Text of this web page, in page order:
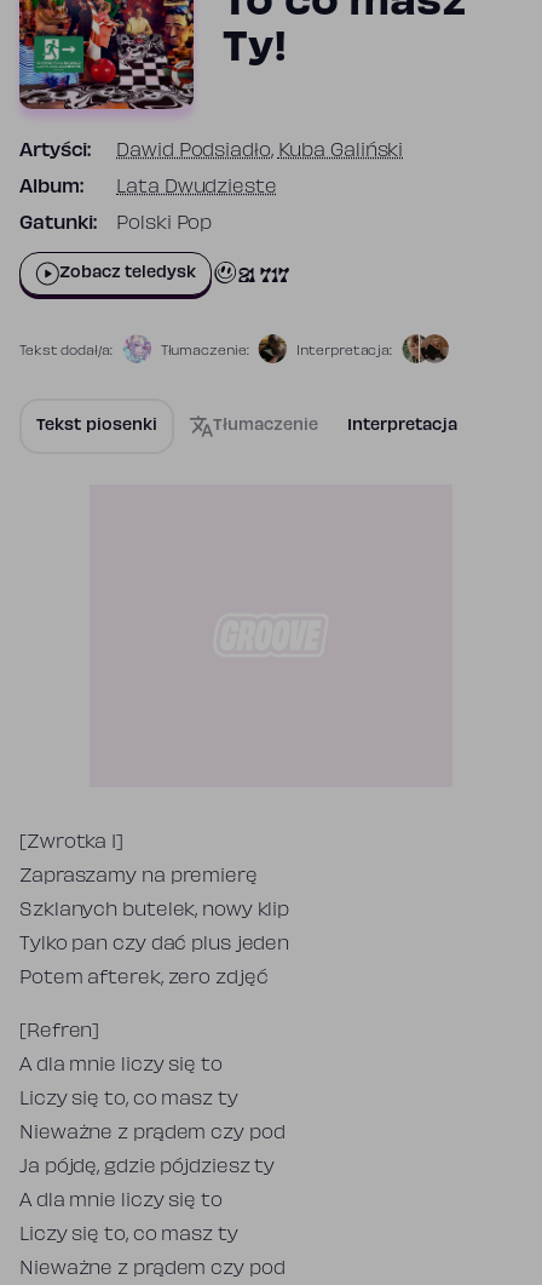
Ty!
Artyści: Dawid Podsiadło, Kuba Galiński
Album: Lata Dwudzieste
Gatunki: Polski Pop
Zobacz teledysk 21 717
Tekst dodał/a: Tłumaczenie: Interpretacja:
Tekst piosenki Tłumaczenie Interpretacja
Tekst piosenki
[Zwrotka 1]
Zapraszamy na premierę
Szklanych butelek, nowy klip
Tylko pan czy dać plus jeden
Potem afterek, zero zdjęć
[Refren]
A dla mnie liczy się to
Liczy się to, co masz ty
Nieważne z prądem czy pod
Ja pójdę, gdzie pójdziesz ty
A dla mnie liczy się to
Liczy się to, co masz ty
Nieważne z prądem czy pod